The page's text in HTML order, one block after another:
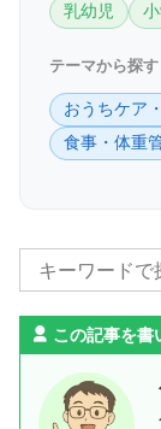
乳幼児
テーマから探す
おうちケア
食事・体重
この記事を書